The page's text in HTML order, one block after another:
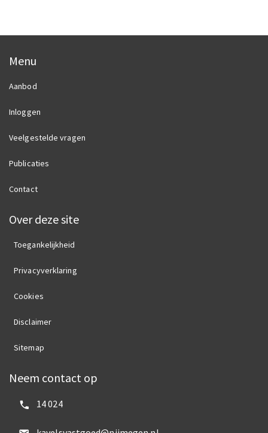
Menu
Aanbod
Inloggen
Veelgestelde vragen
Publicaties
Contact
Over deze site
Toegankelijkheid
Privacyverklaring
Cookies
Disclaimer
Sitemap
Neem contact op
Bel ons:
14 024